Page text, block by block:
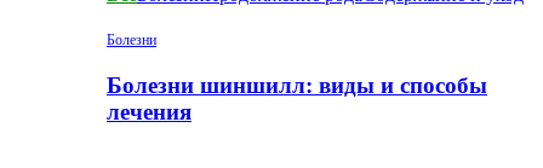
Болезни
Болезни шиншилл: виды и способы
лечения